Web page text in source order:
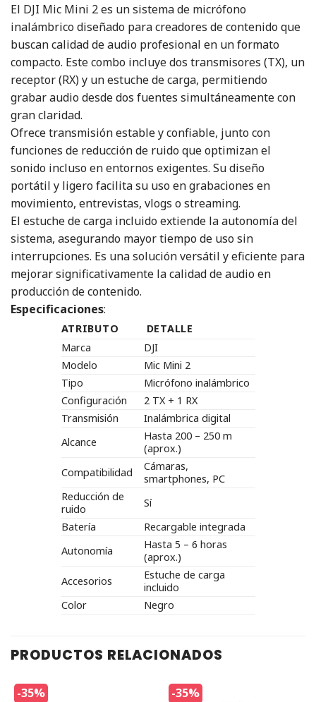
El DJI Mic Mini 2 es un sistema de micrófono
inalámbrico diseñado para creadores de contenido que
buscan calidad de audio profesional en un formato
compacto. Este combo incluye dos transmisores (TX), un
receptor (RX) y un estuche de carga, permitiendo
grabar audio desde dos fuentes simultáneamente con
gran claridad.
Ofrece transmisión estable y confiable, junto con
funciones de reducción de ruido que optimizan el
sonido incluso en entornos exigentes. Su diseño
portátil y ligero facilita su uso en grabaciones en
movimiento, entrevistas, vlogs o streaming.
El estuche de carga incluido extiende la autonomía del
sistema, asegurando mayor tiempo de uso sin
interrupciones. Es una solución versátil y eficiente para
mejorar significativamente la calidad de audio en
producción de contenido.
Especificaciones:
ATRIBUTO
DETALLE
Marca
DJI
Modelo
Mic Mini 2
Tipo
Micrófono inalámbrico
Configuración
2 TX + 1 RX
Transmisión
Inalámbrica digital
Alcance
Hasta 200 – 250 m
(aprox.)
Compatibilidad
Cámaras,
smartphones, PC
Reducción de
ruido
Sí
Batería
Recargable integrada
Autonomía
Hasta 5 – 6 horas
(aprox.)
Accesorios
Estuche de carga
incluido
Color
Negro
PRODUCTOS RELACIONADOS
-35% -35%